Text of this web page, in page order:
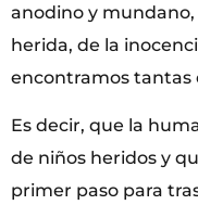
anodino y
herida, de la
encontramos tantas
Es decir, que la
de niños heridos y
primer paso para